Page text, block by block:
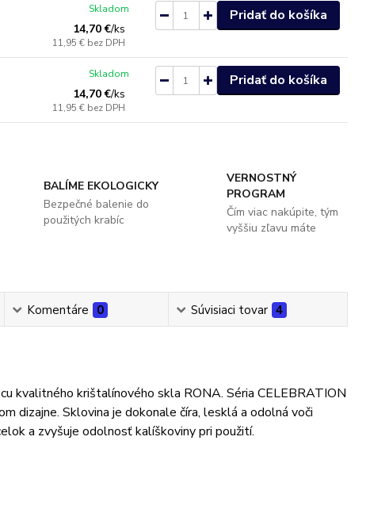
14,70 €/ks
11,95 € bez DPH
Skladom Pridať do košíka
14,70 €/ks
11,95 € bez DPH
Skladom Pridať do košíka
BALÍME EKOLOGICKY
Bezpečné balenie do
použitých krabíc
VERNOSTNÝ
PROGRAM
Čím viac nakúpite, tým
vyššiu zľavu máte
Komentáre 0 Súvisiaci tovar 4
kvalitného krištalínového skla RONA. Séria CELEBRATION
dizajne. Sklovina je dokonale číra, lesklá a odolná voči
a zvyšuje odolnosť kalíškoviny pri použití.